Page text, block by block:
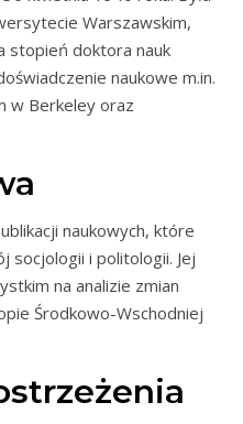
Warszawskim,
stopień doktora nauk
naukowe m.in.
w Berkeley oraz
naukowych, które
socjologii i politologii. Jej
na analizie zmian
Środkowo-Wschodniej